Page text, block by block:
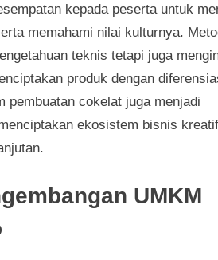
kepada peserta untuk
memahami nilai kulturnya.
teknis tetapi juga
produk dengan
pembuatan cokelat juga menjadi
ekosistem bisnis kreatif
UMKM